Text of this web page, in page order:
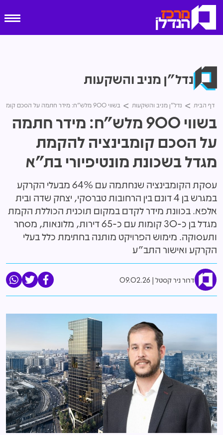
נדל"ן מניב והשקעות
דף הבית נדל"ן מניב והשקעות בשווי 900 מלש"ח: מידר חתמה על הסכם קומבינציה להקמת מגדל בשכונת מונטיפיורי בת"א
בשווי 900 מלש"ח: מידר חתמה
על הסכם קומבינציה להקמת
מגדל בשכונת מונטיפיורי בת"א
עסקת הקומבינציה שנחתמה עם 64% מבעלי הקרקע
במגרש בן 4 דונם בין הרחובות טברסקי, יצחק שדה ובית
אלפא. בכוונת מידר לקדם במקום תוכנית הכוללת הקמת
מגדל בן כ-30 קומות עם כ-65 דירות, מלונאות, מסחר
ותעסוקה. מימוש הפרויקט מותנה בחתימת כלל בעלי
הקרקע ואישור התב"ע
דרור ניר קסטל 09.02.26